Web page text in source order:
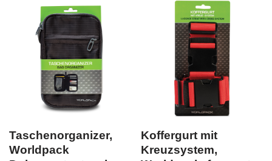
Taschenorganizer,
Worldpack
Koffergurt mit
Kreuzsystem,